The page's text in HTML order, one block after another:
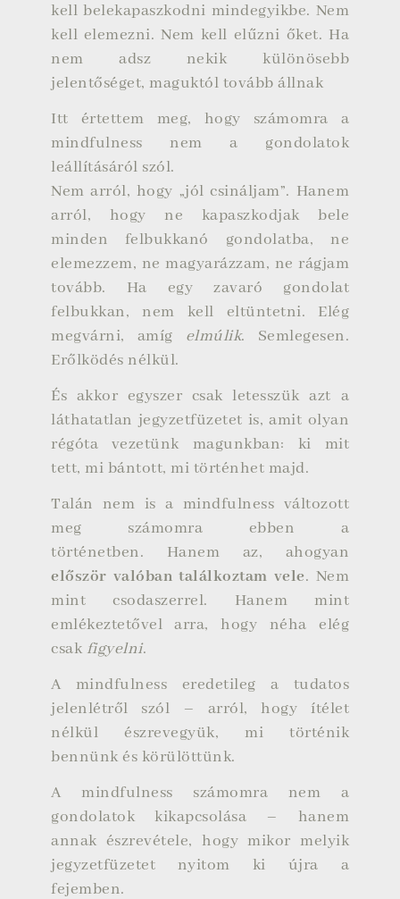
kell belekapaszkodni mindegyikbe. Nem
kell elemezni.Nem kell elűzni őket. Ha
nem adsz nekik különösebb
jelentőséget, maguktól tovább állnak
Itt értettem meg, hogy számomra a
mindfulness nem a gondolatok
leállításáról szól.
Nem arról, hogy „jól csináljam”. Hanem
arról, hogy ne kapaszkodjak bele
minden felbukkanó gondolatba, ne
elemezzem, ne magyarázzam, ne rágjam
tovább. Ha egy zavaró gondolat
felbukkan, nem kell eltüntetni. Elég
megvárni, amíg elmúlik. Semlegesen.
Erőlködés nélkül.
És akkor egyszer csak letesszük azt a
láthatatlan jegyzetfüzetet is, amit olyan
régóta vezetünk magunkban: ki mit
tett, mi bántott, mi történhet majd.
Talán nem is a mindfulness változott
meg számomra ebben a
történetben. Hanem az, ahogyan
először valóban találkoztam vele. Nem
mint csodaszerrel. Hanem mint
emlékeztetővel arra, hogy néha elég
csak figyelni.
A mindfulness eredetileg a tudatos
jelenlétről szól – arról, hogy ítélet
nélkül észrevegyük, mi történik
bennünk és körülöttünk.
A mindfulness számomra nem a
gondolatok kikapcsolása – hanem
annak észrevétele, hogy mikor melyik
jegyzetfüzetet nyitom ki újra a
fejemben.